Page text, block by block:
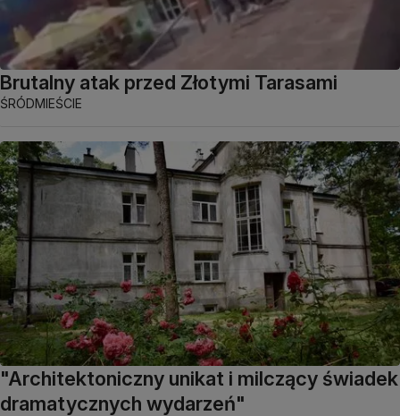
Brutalny atak przed Złotymi Tarasami
ŚRÓDMIEŚCIE
"Architektoniczny unikat i milczący świadek
dramatycznych wydarzeń"